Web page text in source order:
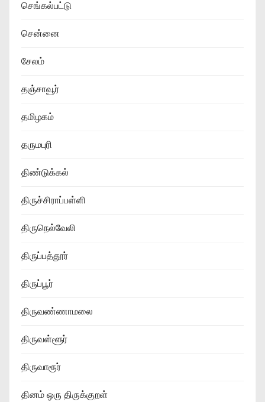
செங்கல்பட்டு
சென்னை
சேலம்
தஞ்சாவூர்
தமிழகம்
தருமபுரி
திண்டுக்கல்
திருச்சிராப்பள்ளி
திருநெல்வேலி
திருப்பத்தூர்
திருப்பூர்
திருவண்ணாமலை
திருவள்ளூர்
திருவாரூர்
தினம் ஒரு திருக்குறள்